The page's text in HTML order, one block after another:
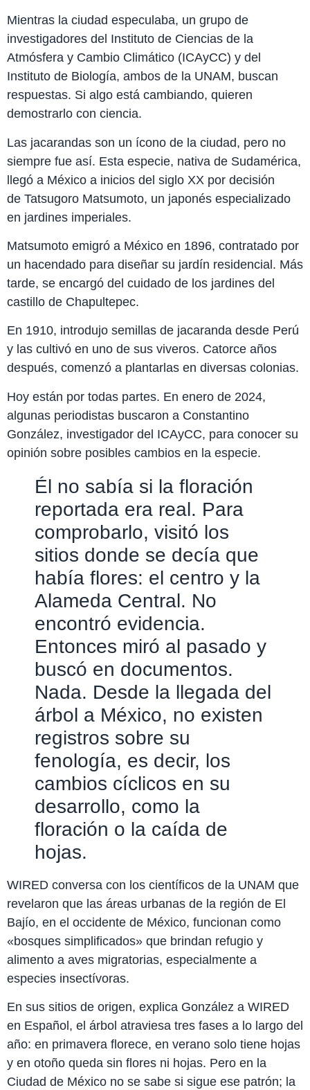
Mientras la ciudad especulaba, un grupo de
investigadores del Instituto de Ciencias de la
Atmósfera y Cambio Climático (ICAyCC) y del
Instituto de Biología, ambos de la UNAM, buscan
respuestas. Si algo está cambiando, quieren
demostrarlo con ciencia.
Las jacarandas son un ícono de la ciudad, pero no
siempre fue así. Esta especie, nativa de Sudamérica,
llegó a México a inicios del siglo XX por decisión
de Tatsugoro Matsumoto, un japonés especializado
en jardines imperiales.
Matsumoto emigró a México en 1896, contratado por
un hacendado para diseñar su jardín residencial. Más
tarde, se encargó del cuidado de los jardines del
castillo de Chapultepec.
En 1910, introdujo semillas de jacaranda desde Perú
y las cultivó en uno de sus viveros. Catorce años
después, comenzó a plantarlas en diversas colonias.
Hoy están por todas partes. En enero de 2024,
algunas periodistas buscaron a Constantino
González, investigador del ICAyCC, para conocer su
opinión sobre posibles cambios en la especie.
Él no sabía si la floración
reportada era real. Para
comprobarlo, visitó los
sitios donde se decía que
había flores: el centro y la
Alameda Central. No
encontró evidencia.
Entonces miró al pasado y
buscó en documentos.
Nada. Desde la llegada del
árbol a México, no existen
registros sobre su
fenología, es decir, los
cambios cíclicos en su
desarrollo, como la
floración o la caída de
hojas.
WIRED conversa con los científicos de la UNAM que
revelaron que las áreas urbanas de la región de El
Bajío, en el occidente de México, funcionan como
«bosques simplificados» que brindan refugio y
alimento a aves migratorias, especialmente a
especies insectívoras.
En sus sitios de origen, explica González a WIRED
en Español, el árbol atraviesa tres fases a lo largo del
año: en primavera florece, en verano solo tiene hojas
y en otoño queda sin flores ni hojas. Pero en la
Ciudad de México no se sabe si sigue ese patrón; la